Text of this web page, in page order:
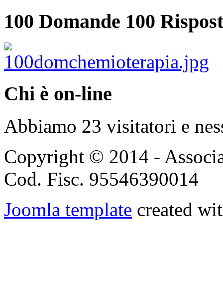
100 Domande 100
Chi è on-line
Abbiamo 23 visitatori e
Copyright © 2014 -
Cod. Fisc. 95546390014
Joomla template created